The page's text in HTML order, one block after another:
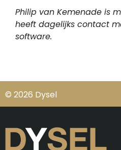
Philip van Kemenade is
heeft dagelijks contact
software.
© 2026 Dysel